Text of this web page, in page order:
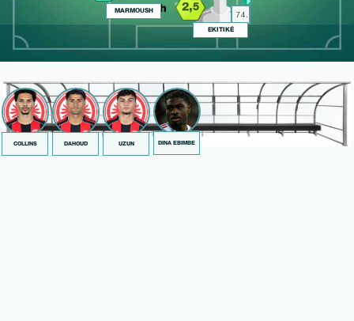
MARMOUSH
74.
2,5
EKITIKÉ
COLLINS DAHOUD UZUN DINA EBIMBE